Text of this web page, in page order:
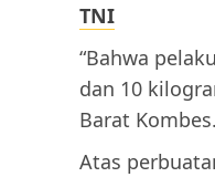
TNI
“Bahwa
dan 10
Barat
Atas